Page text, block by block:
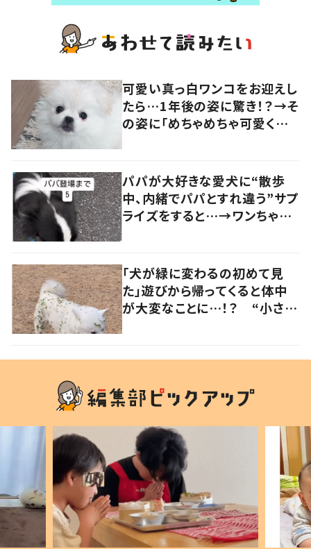
可愛い真っ白ワンコをお迎えし
たら…1年後の姿に驚き！？→そ
の姿に「めちゃめちゃ可愛くて
パパが大好きな愛犬に“散歩
中、内緒でパパとすれ違う”サプ
ライズをすると…→ワンちゃん
「犬が緑に変わるの初めて見
た」遊びから帰ってくると体中
が大変なことに…！？ “小さい